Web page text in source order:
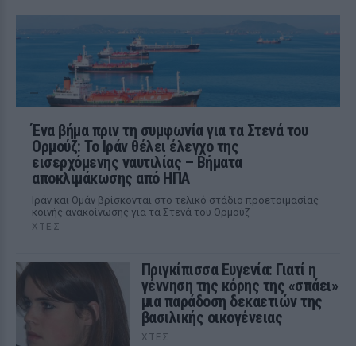
Ένα βήμα πριν τη συμφωνία για τα Στενά του
Ορμούζ: Το Ιράν θέλει έλεγχο της
εισερχόμενης ναυτιλίας – Βήματα
αποκλιμάκωσης από ΗΠΑ
Ιράν και Ομάν βρίσκονται στο τελικό στάδιο προετοιμασίας
κοινής ανακοίνωσης για τα Στενά του Ορμούζ
ΧΤΕΣ
Πριγκίπισσα Ευγενία: Γιατί η
γέννηση της κόρης της «σπάει»
μια παράδοση δεκαετιών της
βασιλικής οικογένειας
ΧΤΕΣ